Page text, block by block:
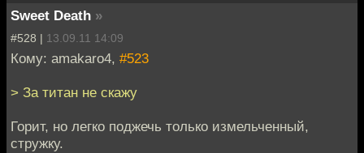
Sweet Death »
#528 | 13.09.11 14:09
Кому: amakaro4, #523
> За титан не скажу
Горит, но легко поджечь только измельченный,
стружку.